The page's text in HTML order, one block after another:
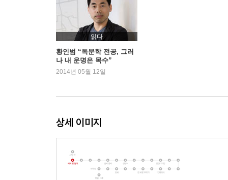
#한걸음 더 깊이|목수, 그들은 누구인가
◎상량식_온 마을의 잔칫날, 어락당 상량식
◎지붕 마무리_박공판에 얽힌 황 목수의 속사정
#한걸음 더 깊이|요즘은 기와를 어떻게 만드는가
◎공간 디자인_한옥의 공간 디자인에 관한 염원을
#한걸음 더 깊이|그 안에서 어떻게 살 것인가, 한
읽다
황인범 “독문학 전공, 그러
나 내 운명은 목수”
2014년 05월 12일
상세 이미지